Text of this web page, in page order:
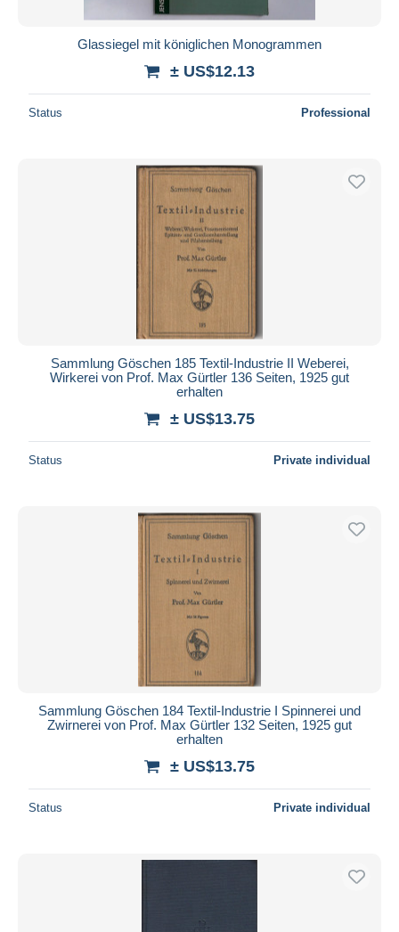
Glassiegel mit königlichen Monogrammen
± US$12.13
Status Professional
Sammlung Göschen 185 Textil-Industrie II Weberei,
Wirkerei von Prof. Max Gürtler 136 Seiten, 1925 gut
erhalten
± US$13.75
Status Private individual
Sammlung Göschen 184 Textil-Industrie I Spinnerei und
Zwirnerei von Prof. Max Gürtler 132 Seiten, 1925 gut
erhalten
± US$13.75
Status Private individual